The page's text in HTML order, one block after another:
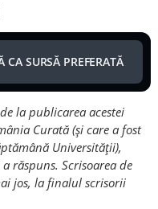
SURSĂ PREFERATĂ
la publicarea acestei
Curată (și care a fost
Universității),
răspuns. Scrisoarea de
jos, la finalul scrisorii